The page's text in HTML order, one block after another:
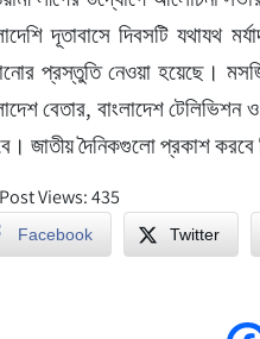
দিবসটি যথাযথ মর্যাদায় উদ্‌যাপন করা হবে। রাজধানীসহ সারা দেশে বঙ্গবন্ধুর ৭
প্রস্তুতি নেওয়া হয়েছে।
বেতার, বাংলাদেশ টেলিভিশন
জাতীয় দৈনিকগুলো প্রকাশ
Post Views:435
Facebook Twitter